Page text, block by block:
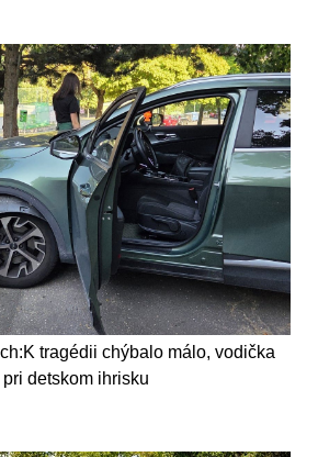
tragédii chýbalo málo, vodička
detskom ihrisku